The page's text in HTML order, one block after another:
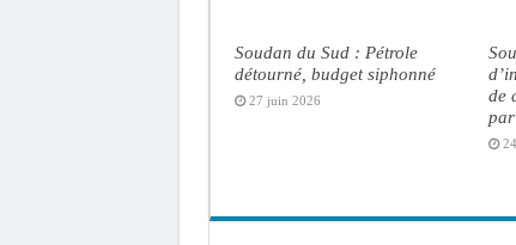
Soudan du Sud : Pétrole
détourné, budget siphonné
27 juin 2026
de